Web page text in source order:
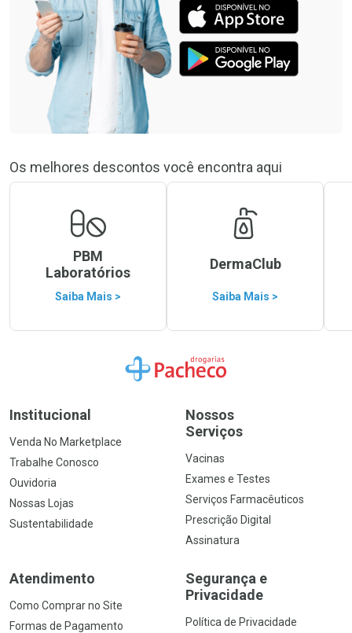
Os melhores descontos você encontra aqui
PBM
Laboratórios
Saiba Mais >
DermaClub
Saiba Mais >
Ir para a Home
Institucional
Venda No Marketplace
Trabalhe Conosco
Ouvidoria
Nossas Lojas
Sustentabilidade
Nossos
Serviços
Vacinas
Exames e Testes
Serviços Farmacêuticos
Prescrição Digital
Assinatura
Atendimento
Como Comprar no Site
Formas de Pagamento
Segurança e
Privacidade
Política de Privacidade